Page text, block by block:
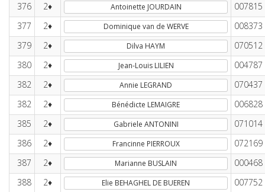
376
2♦ Antoinette JOURDAIN
007815
377
2♦ Dominique van de WERVE
008373
379
2♦ Dilva HAYM
070512
380
2♦ Jean-Louis LILIEN
004787
382
2♦ Annie LEGRAND
070437
382
2♦ Bénédicte LEMAIGRE
006828
385
2♦ Gabriele ANTONINI
071014
386
2♦ Francinne PIERROUX
072169
387
2♦ Marianne BUSLAIN
000468
388
2♦ Elie BEHAGHEL DE BUEREN
007752